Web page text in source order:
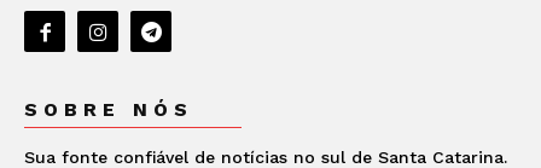
SOBRE NÓS
Sua fonte confiável de notícias no sul de Santa Catarina.